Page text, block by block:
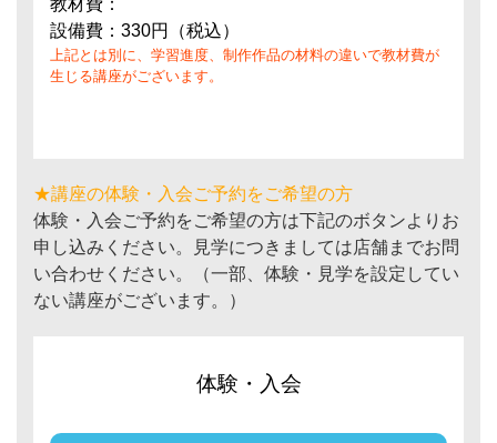
教材費：
設備費：330円（税込）
上記とは別に、学習進度、制作作品の材料の違いで教材費が
生じる講座がございます。
★講座の体験・入会ご予約をご希望の方
体験・入会ご予約をご希望の方は下記のボタンよりお
申し込みください。見学につきましては店舗までお問
い合わせください。（一部、体験・見学を設定してい
ない講座がございます。）
体験・入会